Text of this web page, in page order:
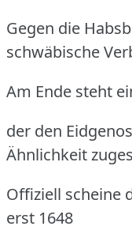
Gegen die
schwäbische
Am Ende steht
der den
Ähnlichkeit
Offiziell scheine
erst 1648